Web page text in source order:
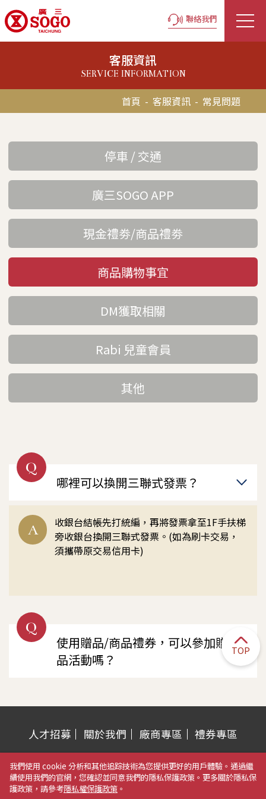
聯絡我們
我們使用 cookie 分析和其他追踪技術為您提供更好的用戶體驗。通過繼
續使用我們的官網，您確認並同意我們的隱私保護政策。更多關於隱私保
護政策，請參考隱私權保護政策。
客服資訊
SERVICE INFORMATION
首頁 - 客服資訊 - 常見問題
停車 / 交通
廣三SOGO APP
現金禮劵/商品禮劵
商品購物事宜
DM獲取相關
Rabi 兒童會員
其他
Q
哪裡可以換開三聯式發票？
A
收銀台結帳先打統編，再將發票拿至1F手扶梯
旁收銀台換開三聯式發票。(如為刷卡交易，
須攜帶原交易信用卡)
Q
使用贈品/商品禮券，可以參加贈
品活動嗎？
人才招募 關於我們 廠商專區 禮券專區
營業時間：週一至週五 AM 11:00~PM 10:00
例假日&特別節日 AM 10:30~PM 10:00
電話：04-2323-3788
TOP